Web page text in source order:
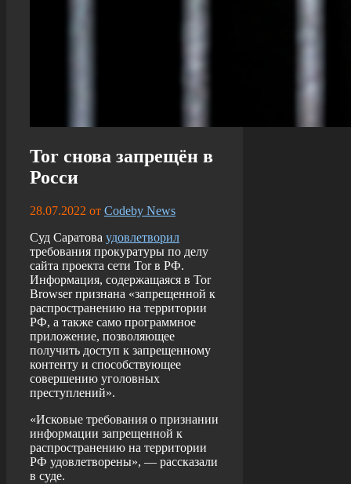
Tor снова запрещён в
Росси
28.07.2022 от Codeby News
Суд Саратова удовлетворил
требования прокуратуры по делу
сайта проекта сети Tor в РФ.
Информация, содержащаяся в Tor
Browser признана «запрещенной к
распространению на территории
РФ, а также само программное
приложение, позволяющее
получить доступ к запрещенному
контенту и способствующее
совершению уголовных
преступлений».
«Исковые требования о признании
информации запрещенной к
распространению на территории
РФ удовлетворены», — рассказали
в суде.